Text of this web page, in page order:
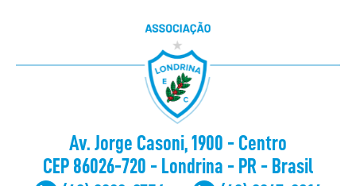
Av. Jorge Casoni, 1900 - Centro
CEP 86026-720 - Londrina - PR - Brasil